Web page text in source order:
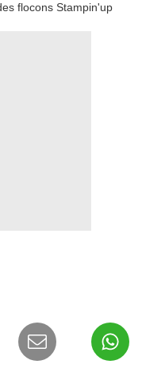
flocons Stampin'up